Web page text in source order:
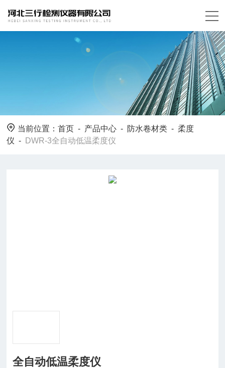
当前位置：首页 - 产品中心 - 防水卷材类 -柔度
仪 - DWR-3全自动低温柔度仪
全自动低温柔度仪